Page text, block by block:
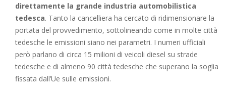
direttamente la grande industria automobilistica
tedesca. Tanto la cancelliera ha cercato di ridimensionare la
portata del provvedimento, sottolineando come in molte città
tedesche le emissioni siano nei parametri. I numeri ufficiali
però parlano di circa 15 milioni di veicoli diesel su strade
tedesche e di almeno 90 città tedesche che superano la soglia
fissata dall’Ue sulle emissioni.